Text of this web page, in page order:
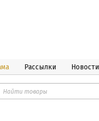
Рассылки Новости